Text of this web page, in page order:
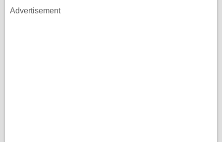
Advertisement